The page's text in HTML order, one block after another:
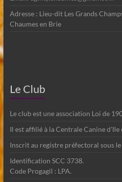
Adresse : Lieu-dit Les Grands
Chaumes en Brie
Le Club
Le club est une association Loi de
Il est affilié à la Centrale Canine d'Ile
Inscrit au registre préfectoral sous
Identification SCC 3738.
Code Progagil : LPA.